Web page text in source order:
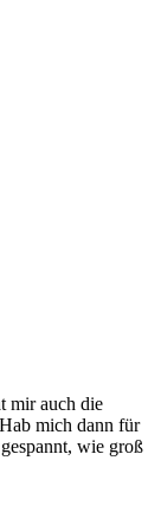
mir auch die
mich dann für
wie groß